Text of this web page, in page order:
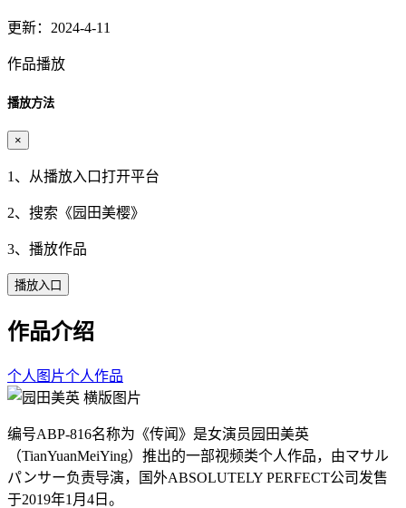
更新：2024-4-11
作品播放
播放方法
×
1、从播放入口打开平台
2、搜索《 园田美樱》
3、播放作品
播放入口
作品介绍
个人图片个人作品
编号ABP-816名称为《传闻》是女演员园田美英
（TianYuanMeiYing）推出的一部视频类个人作品，由マサル
パンサー负责导演，国外ABSOLUTELY PERFECT公司发售
于2019年1月4日。